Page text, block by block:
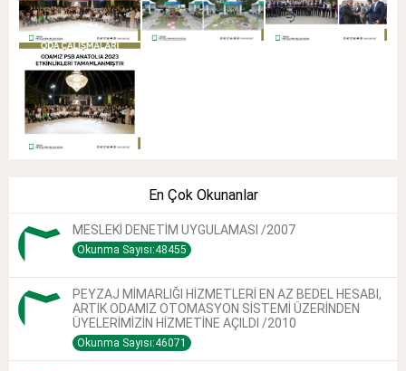
En Çok Okunanlar
MESLEKİ DENETİM UYGULAMASI /2007
Okunma Sayısı:48455
PEYZAJ MİMARLIĞI HİZMETLERİ EN AZ BEDEL HESABI,
ARTIK ODAMIZ OTOMASYON SİSTEMİ ÜZERİNDEN
ÜYELERİMİZİN HİZMETİNE AÇILDI /2010
Okunma Sayısı:46071